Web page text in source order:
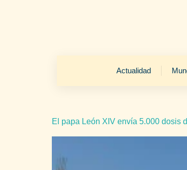
Actualidad
El papa León XIV envía 5.000 dosis